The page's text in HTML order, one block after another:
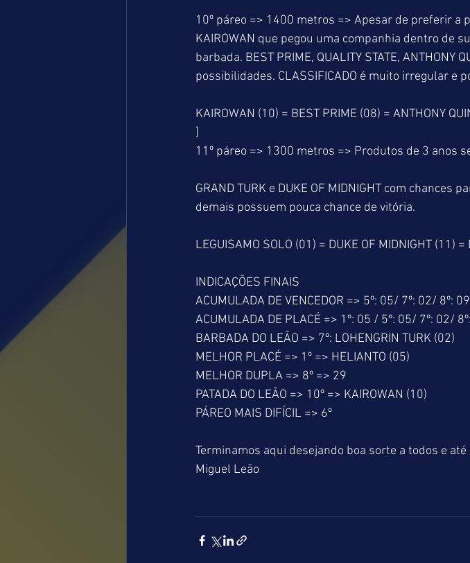
10º páreo => 1400 metros => Apesar de preferir a
KAIROWAN que pegou uma companhia dentro de
barbada. BEST PRIME, QUALITY STATE,
possibilidades. CLASSIFICADO é muito irregular e
KAIROWAN (10) = BEST PRIME (08) = ANTHONY
]
11º páreo => 1300 metros => Produtos de 3 anos
GRAND TURK e DUKE OF MIDNIGHT com chances
demais possuem pouca chance de vitória.
LEGUISAMO SOLO (01) = DUKE OF MIDNIGHT (11) =
INDICAÇÕES FINAIS
ACUMULADA DE VENCEDOR => 5º: 05/ 7º: 02/ 8º: 09
ACUMULADA DE PLACÉ => 1º: 05 / 5º: 05/ 7º: 02/
BARBADA DO LEÃO => 7º: LOHENGRIN TURK (02)
MELHOR PLACÉ => 1º => HELIANTO (05)
MELHOR DUPLA => 8º => 29
PATADA DO LEÃO => 10º => KAIROWAN (10)
PÁREO MAIS DIFÍCIL => 6º
Terminamos aqui desejando boa sorte a todos e até
Miguel Leão